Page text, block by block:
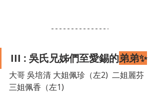
III : 吳氏兄姊們至愛錫的弟弟✨
大哥 吳培清 大姐佩珍（左2)  二姐麗芬
三姐佩香（左1)